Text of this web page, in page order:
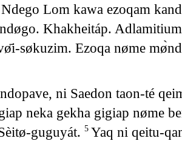
Lom kawa ezoqam
Khakheitáp.
søkuzim. Ezoqa nøme
ni Saedon taon-té
neka gekha gigiap nøme
guguyát. 5 Yaq ni qeitu-